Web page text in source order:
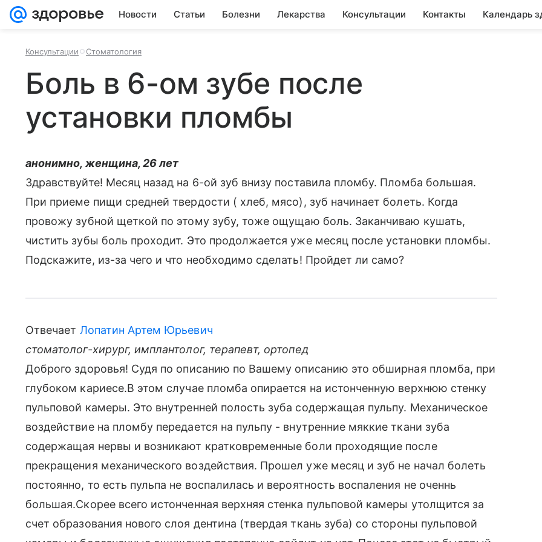
Новости Статьи Болезни Лекарства Консультации Контакты Календарь
Консультации Стоматология
Боль в 6-ом зубе после
установки пломбы
анонимно, женщина, 26 лет
Здравствуйте! Месяц назад на 6-ой зуб внизу поставила пломбу. Пломба большая.
При приеме пищи средней твердости ( хлеб, мясо), зуб начинает болеть. Когда
провожу зубной щеткой по этому зубу, тоже ощущаю боль. Заканчиваю кушать,
чистить зубы боль проходит. Это продолжается уже месяц после установки пломбы.
Подскажите, из-за чего и что необходимо сделать! Пройдет ли само?
Отвечает Лопатин Артем Юрьевич
стоматолог-хирург, имплантолог, терапевт, ортопед
Доброго здоровья! Судя по описанию по Вашему описанию это обширная пломба, при
глубоком кариесе.В этом случае пломба опирается на истонченную верхнюю стенку
пульповой камеры. Это внутренней полость зуба содержащая пульпу. Механическое
воздействие на пломбу передается на пульпу - внутренние мяккие ткани зуба
содержащая нервы и возникают кратковременные боли проходящие после
прекращения механического воздействия. Прошел уже месяц и зуб не начал болеть
постоянно, то есть пульпа не воспалилась и вероятность воспаления не оченнь
большая.Скорее всего истонченная верхняя стенка пульповой камеры утолщится за
счет образования нового слоя дентина (твердая ткань зуба) со стороны пульповой